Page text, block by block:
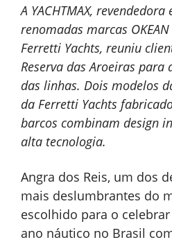
A YACHTMAX,
renomadas marcas
Ferretti Yachts, reuniu
Reserva das Aroeiras
das linhas. Dois modelos
da Ferretti Yachts
barcos combinam design
alta tecnologia.
Angra dos Reis, um dos
mais deslumbrantes do
escolhido para o
ano náutico no Brasil